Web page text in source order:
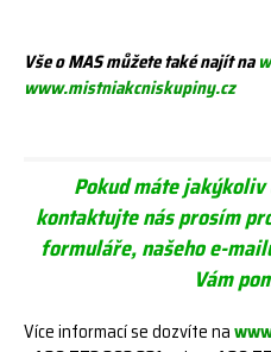
Vše o MAS můžete také najít na
www.mistniakcniskupiny.cz
Pokud máte
kontaktujte nás prosím
formuláře, našeho e-
Vám
Více informací se dozvíte na